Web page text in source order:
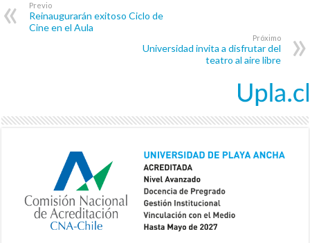
Previo
Reinaugurarán exitoso Ciclo de
Cine en el Aula
Próximo
Universidad invita a disfrutar del
teatro al aire libre